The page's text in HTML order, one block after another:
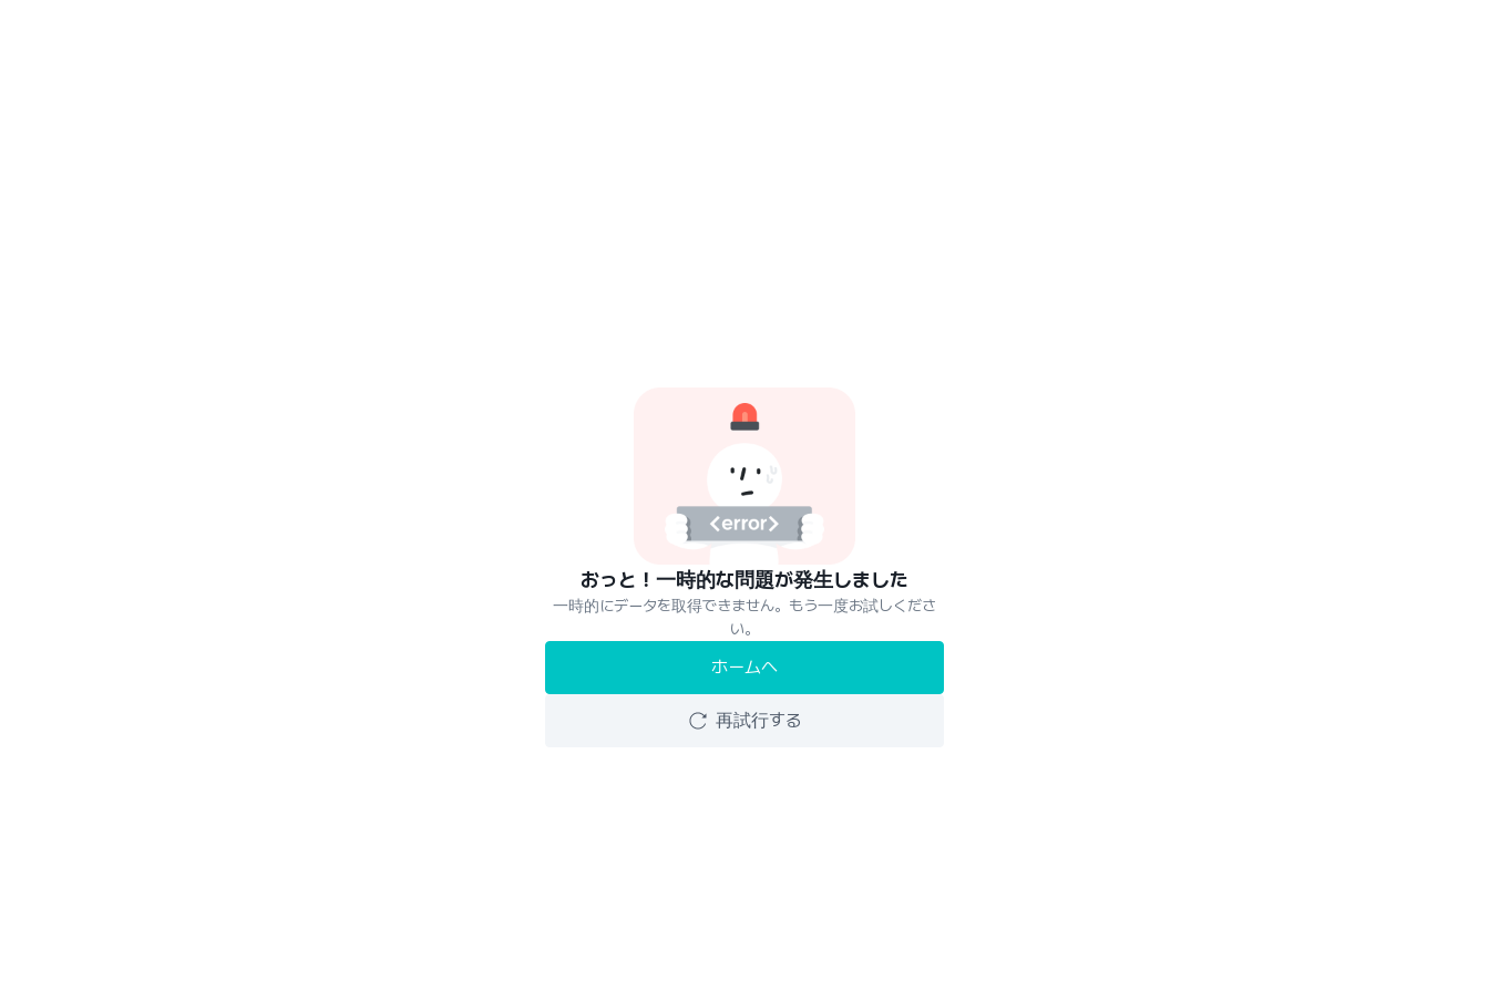
おっと！一時的な問題が発生しました
一時的にデータを取得できません。もう一度お試しくださ
い。
ホームへ
再試行する